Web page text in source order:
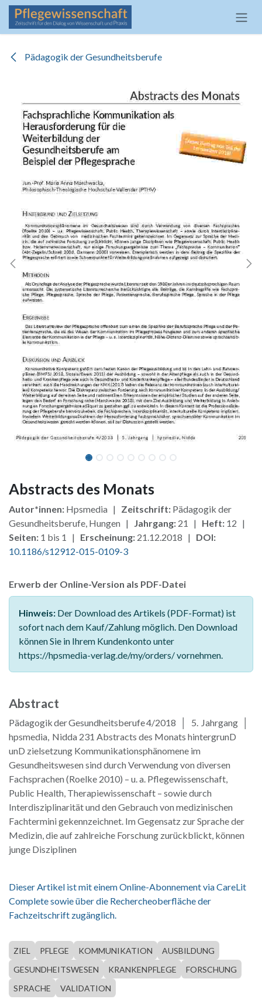
Zum Inhalt springen
Pädagogik der Gesundheitsberufe
Abstracts des Monats
Autor*innen: Hpsmedia | Zeitschrift: Pädagogik der
Gesundheitsberufe, Hungen | Jahrgang: 21 | Heft: 12 |
Seiten: 1 bis 1 | Erscheinung: 21.12.2018 | DOI:
10.1186/s12912-015-0109-3
Erwerb der Online-Version als PDF-Datei
Hinweis: Der Download des Artikels (PDF-Format) ist
sofort nach dem Kauf/Zahlung möglich. Den Download
können Sie in Ihrem Kundenkonto unter
https://hpsmedia-verlag.de/my/orders/ vornehmen.
Abstract
Pädagogik der Gesundheitsberufe 4/2018 │ 5. Jahrgang │
hpsmedia, Nidda 231 Abstracts des Monats hintergrunD
unD zielsetzung Kommunikationsphänomene im
Gesundheitswesen sind durch Verwendung von diversen
Fachsprachen (Roelke 2010) – u. a. Pflegewissenschaft,
Public Health, Therapiewissenschaft – sowie durch
Interdisziplinarität und den Gebrauch von medizinischen
Fachtermini gekennzeichnet. Im Gegensatz zur Sprache der
Medizin, die auf zahlreiche Forschung zurückblickt, können
junge Disziplinen
Dieser Artikel ist mit einem Online-Abonnement via CareLit
Complete sowie über die Rechercheoberfläche der
Fachzeitschrift zugänglich.
ZIEL PFLEGE KOMMUNIKATION
AUSBILDUNG
GESUNDHEITSWESEN
KRANKENPFLEGE
FORSCHUNG
SPRACHE
VALIDATION